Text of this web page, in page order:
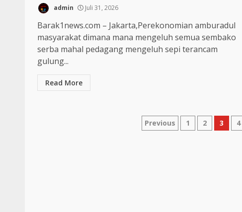
admin Juli 31, 2026
Barak1news.com – Jakarta,Perekonomian amburadul
masyarakat dimana mana mengeluh semua sembako
serba mahal pedagang mengeluh sepi terancam
gulung...
Read More
Paginasi
Previous 1 2 3 4